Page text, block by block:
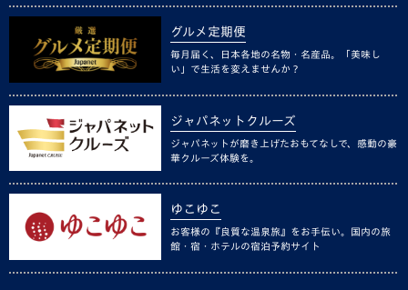
グルメ定期便
毎月届く、日本各地の名物・名産品。「美味し
い」で生活を変えませんか？
ジャパネットクルーズ
ジャパネットが磨き上げたおもてなしで、感動の豪
華クルーズ体験を。
ゆこゆこ
お客様の『良質な温泉旅』をお手伝い。国内の旅
館・宿・ホテルの宿泊予約サイト